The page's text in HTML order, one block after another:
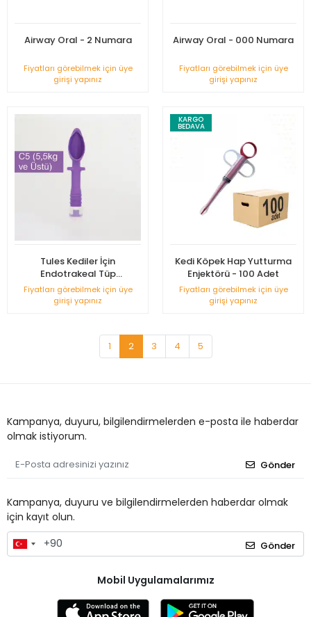
Airway Oral - 2 Numara
Fiyatları görebilmek için üye
girişi yapınız
Airway Oral - 000 Numara
Fiyatları görebilmek için üye
girişi yapınız
Tules Kediler İçin
Endotrakeal Tüp
(Entübasyon Tüpü) - C5
(5,5KG ve Üstü)
Fiyatları görebilmek için üye
girişi yapınız
KARGO
BEDAVA
Kedi Köpek Hap Yutturma
Enjektörü - 100 Adet
Fiyatları görebilmek için üye
girişi yapınız
1 2 3 4 5
Kampanya, duyuru, bilgilendirmelerden e-posta ile haberdar
olmak istiyorum.
Gönder
Kampanya, duyuru ve bilgilendirmelerden haberdar olmak
için kayıt olun.
Gönder
Mobil Uygulamalarımız